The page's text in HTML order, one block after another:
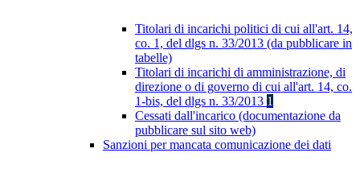
Titolari di incarichi politici di cui all'art. 14,
co. 1, del dlgs n. 33/2013 (da pubblicare in
tabelle)
Titolari di incarichi di amministrazione, di
direzione o di governo di cui all'art. 14, co.
1-bis, del dlgs n. 33/2013 1
Cessati dall'incarico (documentazione da
pubblicare sul sito web)
Sanzioni per mancata comunicazione dei dati